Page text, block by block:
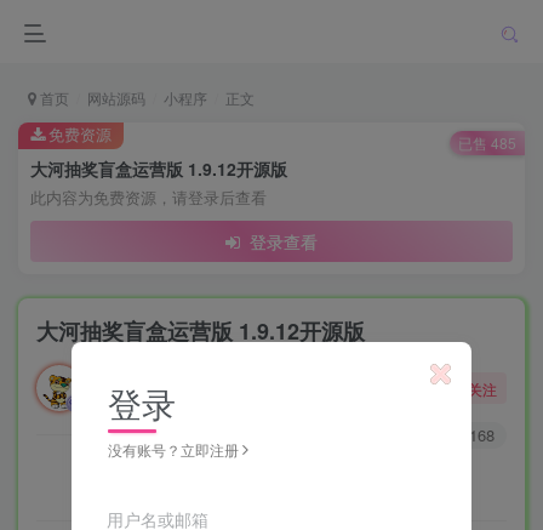
首页 网站源码 小程序 正文
大河抽奖盲盒运营版 1.9.12开源版
此内容为免费资源，请登录后查看
登录查看
免费资源 已售 485
大河抽奖盲盒运营版 1.9.12开源版
酒醒只在花前坐，酒醉还来花下眠。
关注
168
登录
没有账号？立即注册
用户名或邮箱